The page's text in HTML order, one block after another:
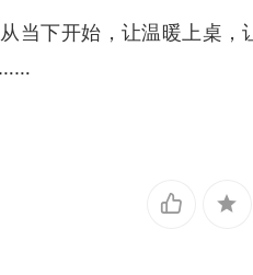
当下开始，让温暖上桌
……